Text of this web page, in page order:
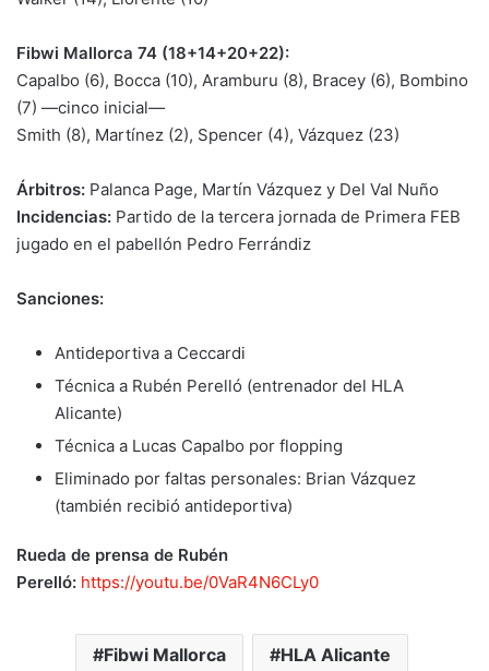
Fibwi Mallorca 74 (18+14+20+22):
Capalbo (6), Bocca (10), Aramburu (8), Bracey (6), Bombino
(7) —cinco inicial—
Smith (8), Martínez (2), Spencer (4), Vázquez (23)
Árbitros: Palanca Page, Martín Vázquez y Del Val Nuño
Incidencias: Partido de la tercera jornada de Primera FEB
jugado en el pabellón Pedro Ferrándiz
Sanciones:
Antideportiva a Ceccardi
Técnica a Rubén Perelló (entrenador del HLA
Alicante)
Técnica a Lucas Capalbo por flopping
Eliminado por faltas personales: Brian Vázquez
(también recibió antideportiva)
Rueda de prensa de Rubén
Perelló: https://youtu.be/0VaR4N6CLy0
Fibwi Mallorca HLA Alicante